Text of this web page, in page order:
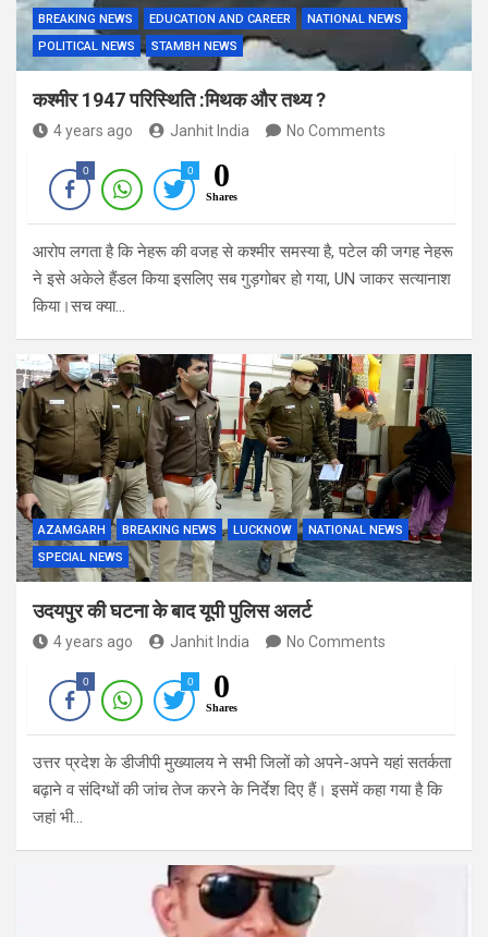
BREAKING NEWS EDUCATION AND CAREER
NATIONAL NEWS
POLITICAL NEWS
STAMBH NEWS
कश्मीर 1947 परिस्थिति :मिथक और तथ्य ?
4 years ago Janhit India No Comments
0 0 0
Shares
आरोप लगता है कि नेहरू की वजह से कश्मीर समस्या है, पटेल की जगह नेहरू
ने इसे अकेले हैंडल किया इसलिए सब गुड़गोबर हो गया, UN जाकर सत्यानाश
किया।सच क्या…
AZAMGARH BREAKING NEWS LUCKNOW
NATIONAL NEWS
SPECIAL NEWS
उदयपुर की घटना के बाद यूपी पुलिस अलर्ट
4 years ago Janhit India No Comments
0 0 0
Shares
उत्तर प्रदेश के डीजीपी मुख्यालय ने सभी जिलों को अपने-अपने यहां सतर्कता
बढ़ाने व संदिग्धों की जांच तेज करने के निर्देश दिए हैं। इसमें कहा गया है कि
जहां भी…